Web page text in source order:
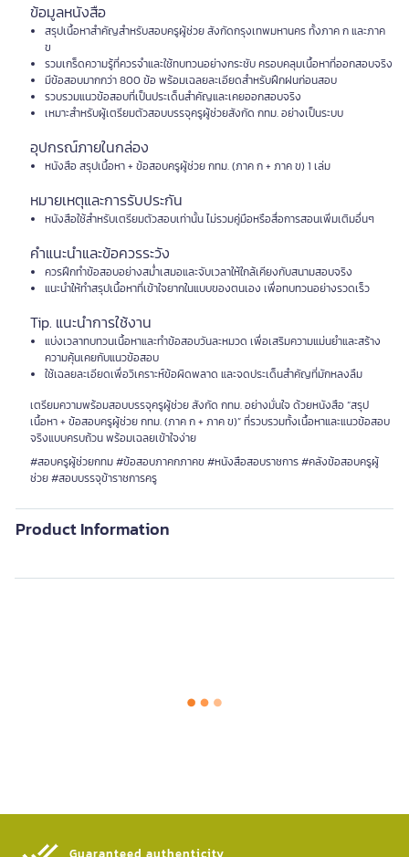
ข้อมูลหนังสือ
สรุปเนื้อหาสำคัญสำหรับสอบครูผู้ช่วย สังกัดกรุงเทพมหานคร ทั้งภาค ก และภาค
ข
รวมเกร็ดความรู้ที่ควรจำและใช้ทบทวนอย่างกระชับ ครอบคลุมเนื้อหาที่ออกสอบจริง
มีข้อสอบมากกว่า 800 ข้อ พร้อมเฉลยละเอียดสำหรับฝึกฝนก่อนสอบ
รวบรวมแนวข้อสอบที่เป็นประเด็นสำคัญและเคยออกสอบจริง
เหมาะสำหรับผู้เตรียมตัวสอบบรรจุครูผู้ช่วยสังกัด กทม. อย่างเป็นระบบ
อุปกรณ์ภายในกล่อง
หนังสือ สรุปเนื้อหา + ข้อสอบครูผู้ช่วย กทม. (ภาค ก + ภาค ข) 1 เล่ม
หมายเหตุและการรับประกัน
หนังสือใช้สำหรับเตรียมตัวสอบเท่านั้น ไม่รวมคู่มือหรือสื่อการสอนเพิ่มเติมอื่นๆ
คำแนะนำและข้อควรระวัง
ควรฝึกทำข้อสอบอย่างสม่ำเสมอและจับเวลาให้ใกล้เคียงกับสนามสอบจริง
แนะนำให้ทำสรุปเนื้อหาที่เข้าใจยากในแบบของตนเอง เพื่อทบทวนอย่างรวดเร็ว
Tip. แนะนำการใช้งาน
แบ่งเวลาทบทวนเนื้อหาและทำข้อสอบวันละหมวด เพื่อเสริมความแม่นยำและสร้าง
ความคุ้นเคยกับแนวข้อสอบ
ใช้เฉลยละเอียดเพื่อวิเคราะห์ข้อผิดพลาด และจดประเด็นสำคัญที่มักหลงลืม
เตรียมความพร้อมสอบบรรจุครูผู้ช่วย สังกัด กทม. อย่างมั่นใจ ด้วยหนังสือ “สรุป
เนื้อหา + ข้อสอบครูผู้ช่วย กทม. (ภาค ก + ภาค ข)” ที่รวบรวมทั้งเนื้อหาและแนวข้อสอบ
จริงแบบครบถ้วน พร้อมเฉลยเข้าใจง่าย
#สอบครูผู้ช่วยกทม #ข้อสอบภาคกภาคข #หนังสือสอบราชการ #คลังข้อสอบครูผู้
ช่วย #สอบบรรจุข้าราชการครู
Product Information